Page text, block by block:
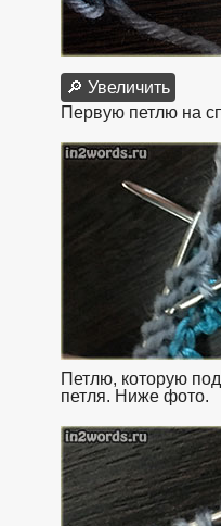
🔎 Увеличить
Первую петлю на
Петлю, которую
петля. Ниже фото.